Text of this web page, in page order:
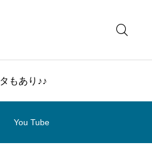
もあり♪♪
You Tube